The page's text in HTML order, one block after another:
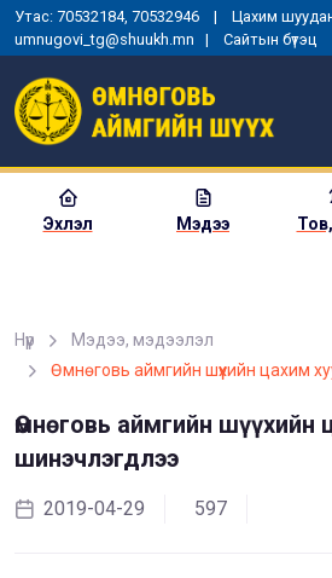
Утас: 70532184, 70532946 | Цахим
umnugovi_tg@shuukh.mn | Сайтын бүтэц
Эхлэл Мэдээ
Нүүр
Мэдээ, мэдээлэл
Өмнөговь аймгийн шүүхийн цахим
Өмнөговь аймгийн шүүхийн
шинэчлэгдлээ
2019-04-29 597
МОНГОЛ
ШҮҮГЧИД